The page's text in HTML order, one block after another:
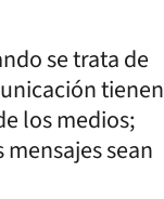
se trata de
tienen
los medios;
sean